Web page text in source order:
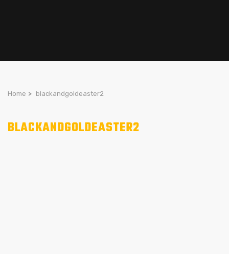
Home > blackandgoldeaster2
BLACKANDGOLDEASTER2